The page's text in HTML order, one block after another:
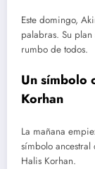
Este domingo,
palabras. Su
rumbo de todos.
Un símbolo
Korhan
La mañana
símbolo
Halis Korhan.